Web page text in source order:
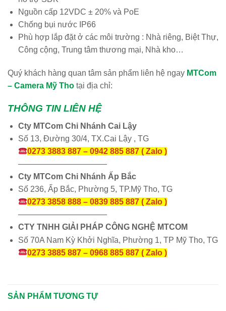
Nguồn cấp 12VDC ± 20% và PoE
Chống bụi nước IP66
Phù hợp lắp đặt ở các môi trường : Nhà riêng, Biệt Thự,
Công cộng, Trung tâm thương mại, Nhà kho…
Quý khách hàng quan tâm sản phẩm liên hệ ngay MTCom
– Camera Mỹ Tho tại địa chỉ:
THÔNG TIN LIÊN HỆ
Cty MTCom Chi Nhánh Cai Lậy
Số 13, Đường 30/4, TX.Cai Lậy , TG
0273 3883 887 – 0942 885 887 ( Zalo )
———————————
Cty MTCom Chi Nhánh Ấp Bắc
Số 236, Ấp Bắc, Phường 5, TP.Mỹ Tho, TG
0273 3858 888 – 0839 885 887 ( Zalo )
———————————
CTY TNHH GIẢI PHÁP CÔNG NGHỆ MTCOM
Số 70A Nam Kỳ Khởi Nghĩa, Phường 1, TP Mỹ Tho, TG
0273 3885 887 – 0968 885 887 ( Zalo )
SẢN PHẨM TƯƠNG TỰ